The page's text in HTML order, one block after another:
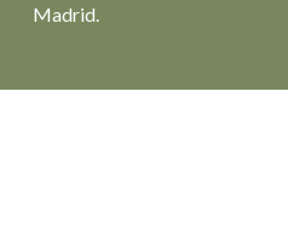
Madrid.